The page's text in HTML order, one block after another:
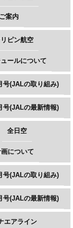
案内
ピン航空
ールについて
(JALの取り組み)
(JALの最新情報)
全日空
について
(JALの取り組み)
(JALの最新情報)
エアライン